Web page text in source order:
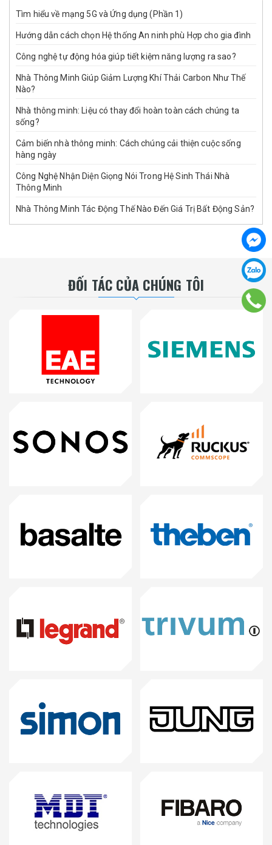
Tìm hiểu về mạng 5G và Ứng dụng (Phần 1)
Hướng dẫn cách chọn Hệ thống An ninh phù Hợp cho gia đình
Công nghệ tự động hóa giúp tiết kiệm năng lượng ra sao?
Nhà Thông Minh Giúp Giảm Lượng Khí Thải Carbon Như Thế
Nào?
Nhà thông minh: Liệu có thay đổi hoàn toàn cách chúng ta
sống?
Cảm biến nhà thông minh: Cách chúng cải thiện cuộc sống
hàng ngày
Công Nghệ Nhận Diện Giọng Nói Trong Hệ Sinh Thái Nhà
Thông Minh
Nhà Thông Minh Tác Động Thế Nào Đến Giá Trị Bất Động Sản?
ĐỐI TÁC CỦA CHÚNG TÔI